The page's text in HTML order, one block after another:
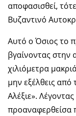
αποφασισθεί,
Βυζαντινό
Αυτό ο Όσιος το
βγαίνοντας στην
χιλιόμετρα
μην εξέλθεις
Αλέξιε».
προαναφερθείσα